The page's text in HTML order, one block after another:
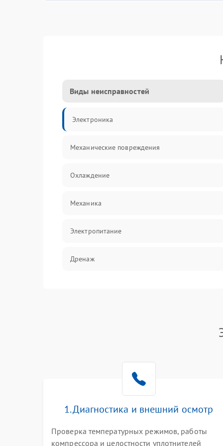
Виды неисправностей
Электроника
Механические повреждения
Охлаждение
Механика
Электропитание
Дренаж
1. Диагностика и внешний осмотр
Проверка температурных режимов, работы
компрессора и целостности уплотнителей